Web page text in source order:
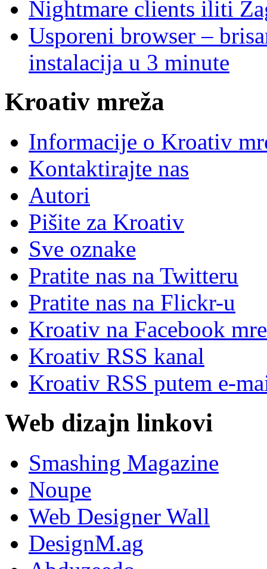
Nightmare clients iliti
Usporeni browser –
instalacija u 3 minute
Kroativ mreža
Informacije o Kroativ
Kontaktirajte nas
Autori
Pišite za Kroativ
Sve oznake
Pratite nas na Twitteru
Pratite nas na Flickr-u
Kroativ na Facebook
Kroativ RSS kanal
Kroativ RSS putem e-
Web dizajn linkovi
Smashing Magazine
Noupe
Web Designer Wall
DesignM.ag